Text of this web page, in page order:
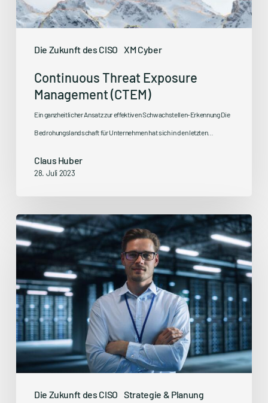
Die Zukunft des CISO XM Cyber
Continuous Threat Exposure
Management (CTEM)
Ein ganzheitlicher Ansatz zur effektiven Schwachstellen-Erkennung Die
Bedrohungslandschaft für Unternehmen hat sich in den letzten…
Claus Huber
28. Juli 2023
Die Zukunft des CISO Strategie & Planung
Mehr
Selbstbewusstsein,
Budget